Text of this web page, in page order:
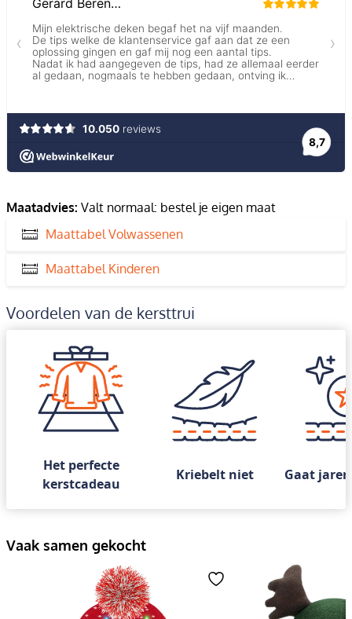
Maatadvies: Valt normaal: bestel je eigen maat
Maattabel Volwassenen
Maattabel Kinderen
Voordelen van de kersttrui
Het perfecte
kerstcadeau
Kriebelt niet Gaat
Vaak samen gekocht